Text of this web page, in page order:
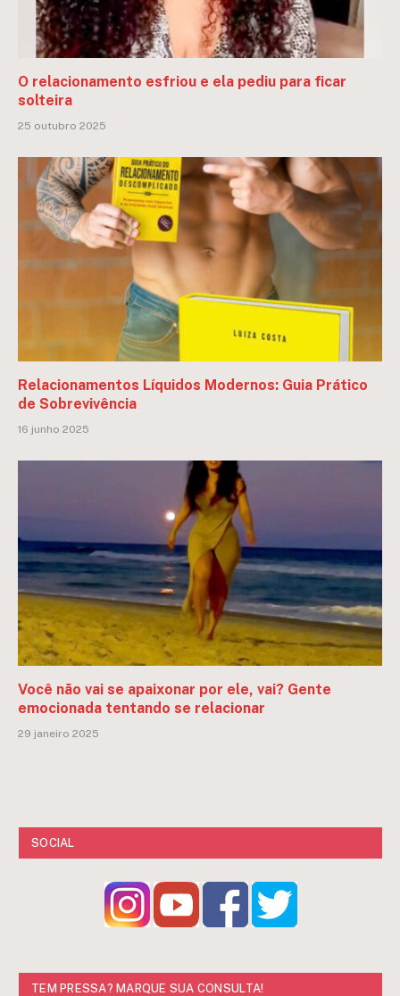
O relacionamento esfriou e ela pediu para ficar
solteira
25 outubro 2025
Relacionamentos Líquidos Modernos: Guia Prático
de Sobrevivência
16 junho 2025
Você não vai se apaixonar por ele, vai? Gente
emocionada tentando se relacionar
29 janeiro 2025
SOCIAL
TEM PRESSA? MARQUE SUA CONSULTA!